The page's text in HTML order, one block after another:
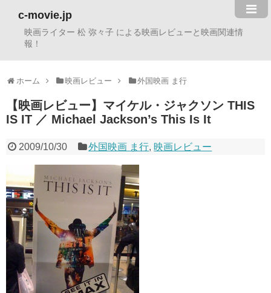
c-movie.jp
映画ライター 松 弥々子 による映画レビューと映画関連情
報！
ホーム 映画レビュー 外国映画 ま行
【映画レビュー】マイケル・ジャクソン THIS
IS IT ／ Michael Jackson’s This Is It
2009/10/30 外国映画 ま行, 映画レビュー